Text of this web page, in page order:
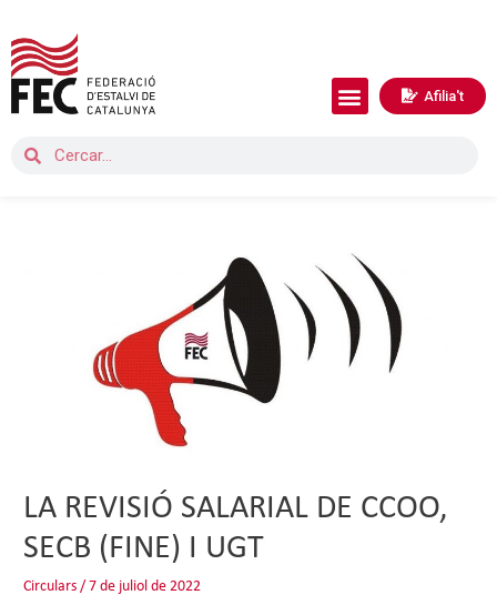
Afilia't
LA REVISIÓ SALARIAL DE CCOO,
SECB (FINE) I UGT
Circulars /7 de juliol de 2022